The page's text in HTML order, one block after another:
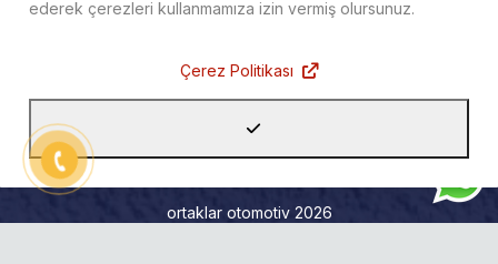
ortaklar otomotiv 2026
ederek çerezleri kullanmamıza izin vermiş olursunuz.
Çerez Politikası